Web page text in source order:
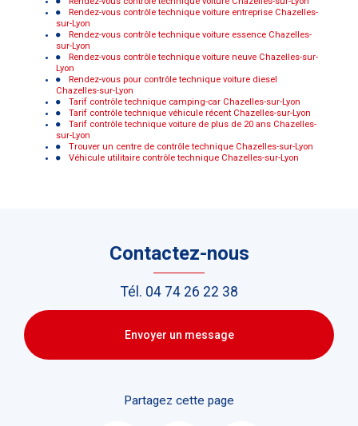
Rendez-vous contrôle technique voiture entreprise Chazelles-
sur-Lyon
Rendez-vous contrôle technique voiture essence Chazelles-
sur-Lyon
Rendez-vous contrôle technique voiture neuve Chazelles-sur-
Lyon
Rendez-vous pour contrôle technique voiture diesel
Chazelles-sur-Lyon
Tarif contrôle technique camping-car Chazelles-sur-Lyon
Tarif contrôle technique véhicule récent Chazelles-sur-Lyon
Tarif contrôle technique voiture de plus de 20 ans Chazelles-
sur-Lyon
Trouver un centre de contrôle technique Chazelles-sur-Lyon
Véhicule utilitaire contrôle technique Chazelles-sur-Lyon
Contactez-nous
Tél. 04 74 26 22 38
Envoyer un message
Partagez cette page